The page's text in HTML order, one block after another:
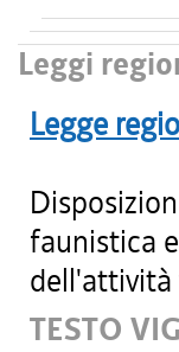
Leggi
Legge
faunistica
dell'attività
TESTO